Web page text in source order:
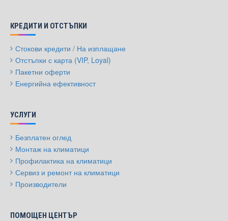
КРЕДИТИ И ОТСТЪПКИ
Стокови кредити / На изплащане
Отстъпки с карта (VIP, Loyal)
Пакетни оферти
Енергийна ефективност
УСЛУГИ
Безплатен оглед
Монтаж на климатици
Профилактика на климатици
Сервиз и ремонт на климатици
Производители
ПОМОЩЕН ЦЕНТЪР